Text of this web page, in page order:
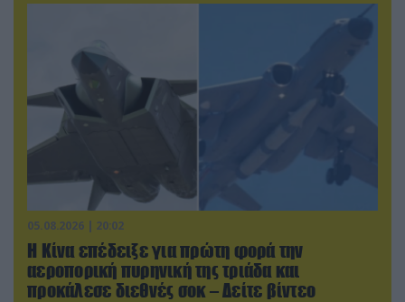
05.08.2026 | 20:02
Η Κίνα επέδειξε για πρώτη φορά την
αεροπορική πυρηνική της τριάδα και
προκάλεσε διεθνές σοκ – Δείτε βίντεο